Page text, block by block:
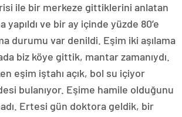
ile bir merkeze gittiklerini anlatan
yapıldı ve bir ay içinde yüzde 80’e
durumu var denildi. Eşim iki aşılama
biz köye gittik, mantar zamanıydı.
eşim iştahı açık, bol su içiyor
bulanıyor. Eşime hamile olduğunu
Ertesi gün doktora geldik, bir